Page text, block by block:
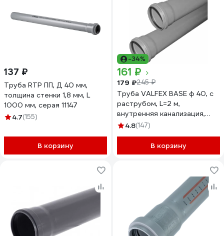
137 ₽
Труба RTP ПП, Д 40 мм,
толщина стенки 1,8 мм, L
1000 мм, серая 11147
4.7(155)
В корзину
-34%
161 ₽
179 ₽245 ₽
Труба VALFEX BASE ф 40, с
раструбом, L=2 м,
внутренняя канализация,
толщина стенки 1.8
4.8(147)
В корзину